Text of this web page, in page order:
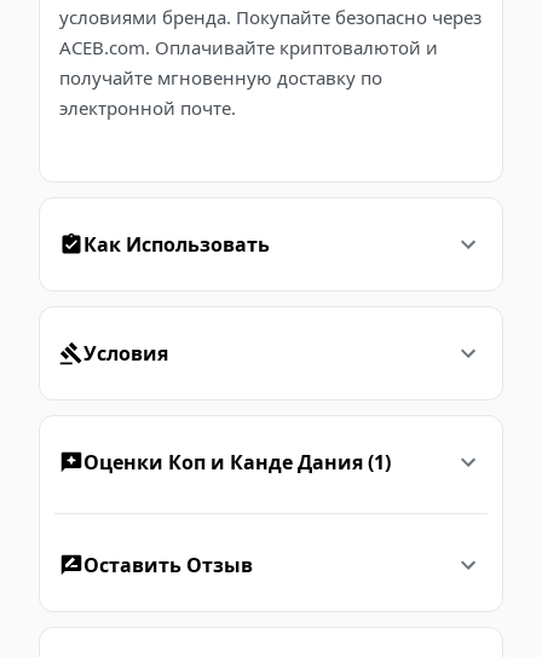
условиями бренда. Покупайте безопасно через
ACEB.com. Оплачивайте криптовалютой и
получайте мгновенную доставку по
электронной почте.
Как Использовать
Условия
Оценки Коп и Канде Дания (1)
Оставить Отзыв